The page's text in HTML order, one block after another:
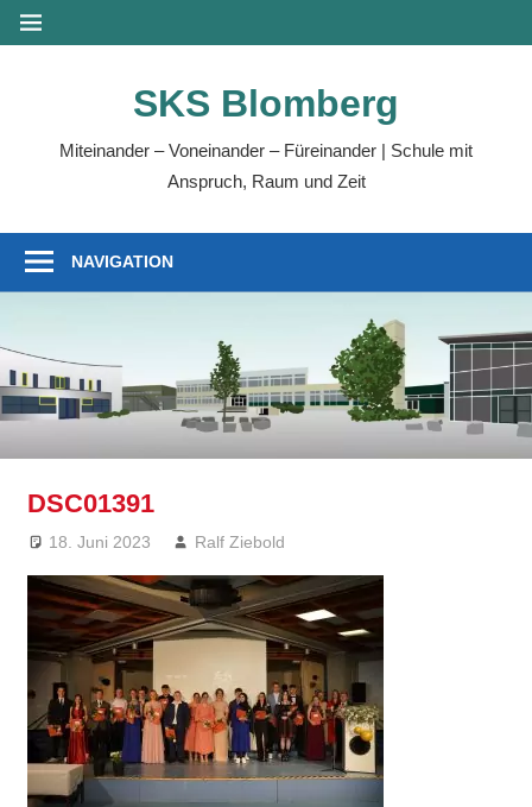
Zum
Inhalt
MENÜ
SKS Blomberg
Miteinander – Voneinander – Füreinander | Schule mit
Anspruch, Raum und Zeit
NAVIGATION
DSC01391
18. Juni 2023 Ralf Ziebold